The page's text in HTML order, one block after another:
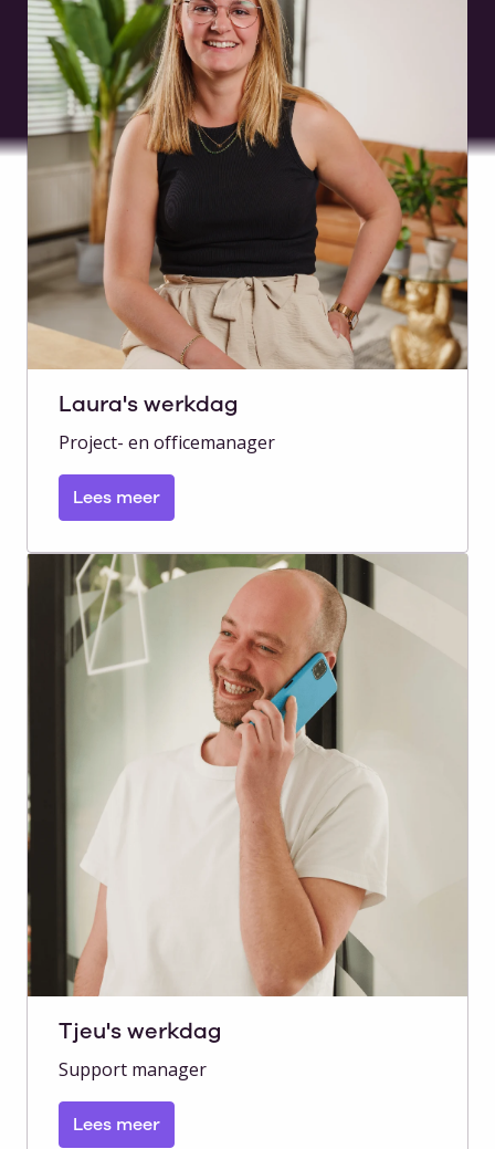
Laura's werkdag
Project- en officemanager
Lees meer
Tjeu's werkdag
Support manager
Lees meer